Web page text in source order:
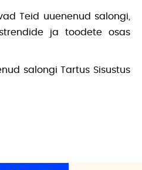
Teid uuenenud salongi,
ja toodete osas
salongi Tartus Sisustus